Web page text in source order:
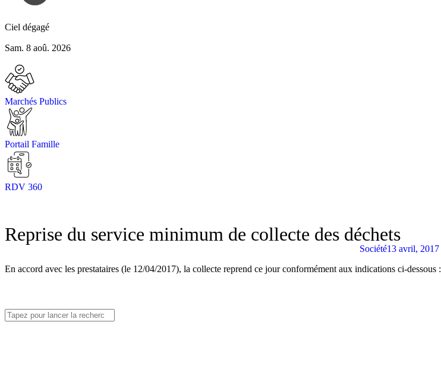
Ciel dégagé
Sam. 8 aoû. 2026
Marchés Publics
Portail Famille
RDV 360
Reprise du service minimum de collecte des déchets
Société13 avril, 2017
En accord avec les prestataires (le 12/04/2017), la collecte reprend ce jour conformément aux indications ci-dessous :